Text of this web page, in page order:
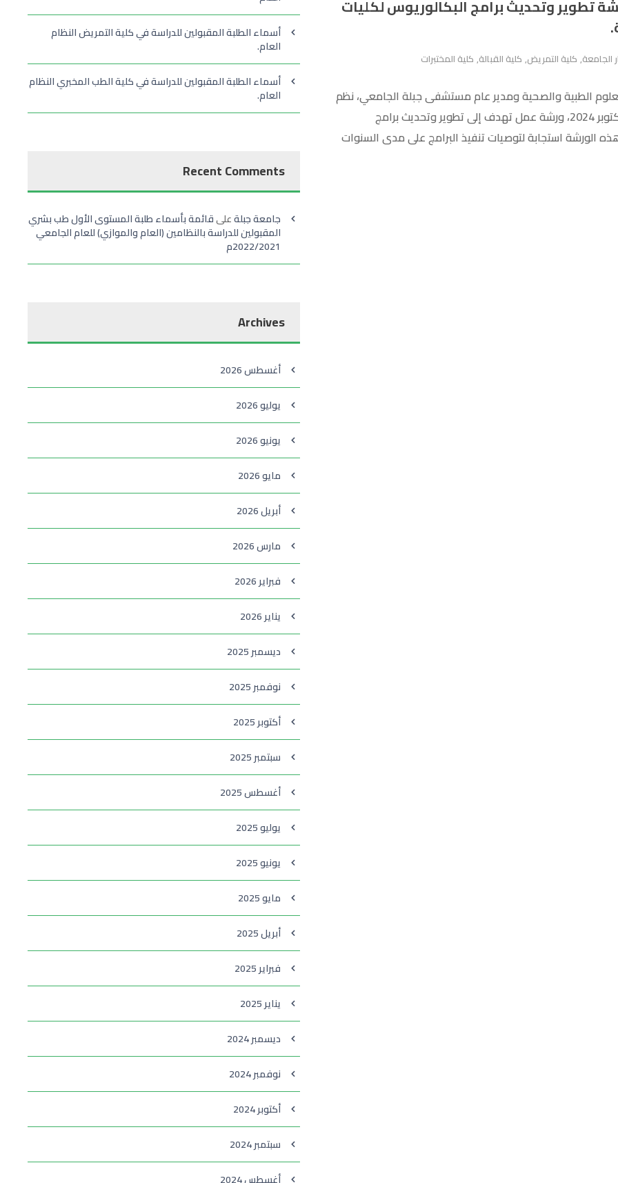
تطوير وتحديث برامج البكالوريوس لكليات
الجامعة, كلية التمريض, كلية القبالة, كلية المختبرات
الطبية والصحية ومدير عام مستشفى جبلة الجامعي، نظم
مركز التطوير وضمان الجودة بالجامعة صباح اليوم، الموافق 2 أكتوبر 2024، ورشة عمل تهدف إلى تطوير وتحديث برامج
هذه الورشة استجابة لتوصيات تنفيذ البرامج على مدى السنوات
أسماء الطلبة المقبولين للدراسة في كلية التمريض النظام
العام.
أسماء الطلبة المقبولين للدراسة في كلية الطب المخبري النظام
العام.
Recent Comments
جامعة جبلةعلىقائمة بأسماء طلبة المستوى الأول طب بشري
المقبولين للدراسة بالنظامين (العام والموازي) للعام الجامعي
2022/2021م
Archives
أغسطس 2026
يوليو 2026
يونيو 2026
مايو 2026
أبريل 2026
مارس 2026
فبراير 2026
يناير 2026
ديسمبر 2025
نوفمبر 2025
أكتوبر 2025
سبتمبر 2025
أغسطس 2025
يوليو 2025
يونيو 2025
مايو 2025
أبريل 2025
فبراير 2025
يناير 2025
ديسمبر 2024
نوفمبر 2024
أكتوبر 2024
سبتمبر 2024